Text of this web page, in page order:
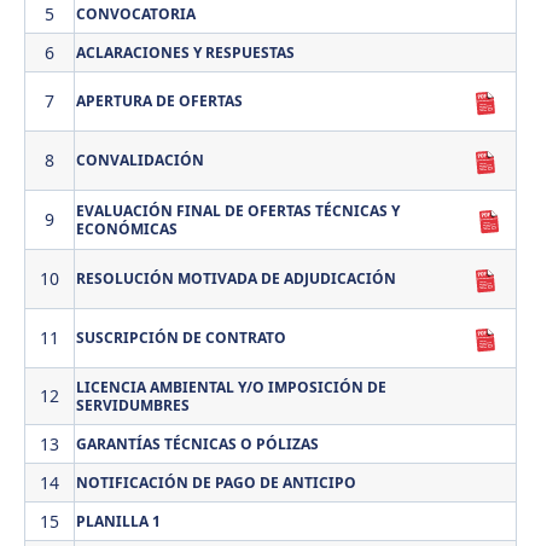
5 CONVOCATORIA
6 ACLARACIONES Y RESPUESTAS
7 APERTURA DE OFERTAS
8 CONVALIDACIÓN
9
EVALUACIÓN FINAL DE OFERTAS TÉCNICAS Y
ECONÓMICAS
10 RESOLUCIÓN MOTIVADA DE ADJUDICACIÓN
11 SUSCRIPCIÓN DE CONTRATO
12
LICENCIA AMBIENTAL Y/O IMPOSICIÓN DE
SERVIDUMBRES
13 GARANTÍAS TÉCNICAS O PÓLIZAS
14 NOTIFICACIÓN DE PAGO DE ANTICIPO
15 PLANILLA 1